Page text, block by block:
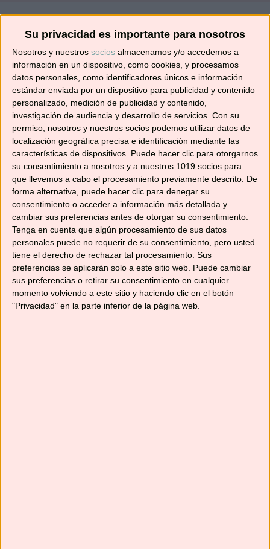
Su privacidad es importante para nosotros
Nosotros y nuestros socios almacenamos y/o accedemos a
información en un dispositivo, como cookies, y procesamos
datos personales, como identificadores únicos e información
estándar enviada por un dispositivo para publicidad y contenido
personalizado, medición de publicidad y contenido,
investigación de audiencia y desarrollo de servicios. Con su
permiso, nosotros y nuestros socios podemos utilizar datos de
localización geográfica precisa e identificación mediante las
características de dispositivos. Puede hacer clic para otorgarnos
su consentimiento a nosotros y a nuestros 1019 socios para
que llevemos a cabo el procesamiento previamente descrito. De
forma alternativa, puede hacer clic para denegar su
consentimiento o acceder a información más detallada y
cambiar sus preferencias antes de otorgar su consentimiento.
Tenga en cuenta que algún procesamiento de sus datos
personales puede no requerir de su consentimiento, pero usted
tiene el derecho de rechazar tal procesamiento. Sus
preferencias se aplicarán solo a este sitio web. Puede cambiar
sus preferencias o retirar su consentimiento en cualquier
momento volviendo a este sitio y haciendo clic en el botón
"Privacidad" en la parte inferior de la página web.
¡SUSCRÍBETE! 🍳🌟
Suscríbete ahora para recibir todas las recetas
en tu correo.
¡No te pierdas ninguna! 👩‍🍳👨‍🍳
Dirección
de
correo
electrónico
Suscribir
YouTube